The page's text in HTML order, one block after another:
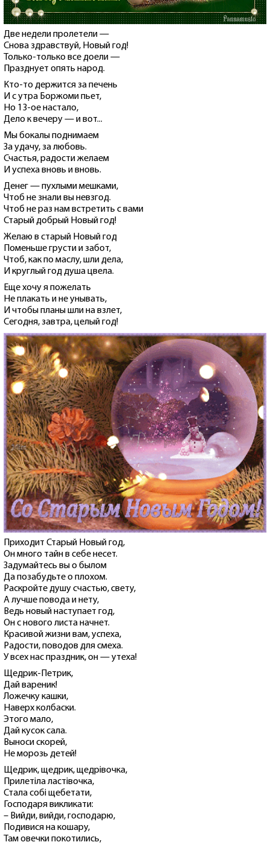
Две недели пролетели —
Снова здравствуй, Новый год!
Только-только все доели —
Празднует опять народ.
Кто-то держится за печень
И с утра Боржоми пьет,
Но 13-ое настало,
Дело к вечеру — и вот...
Мы бокалы поднимаем
За удачу, за любовь.
Счастья, радости желаем
И успеха вновь и вновь.
Денег — пухлыми мешками,
Чтоб не знали вы невзгод.
Чтоб не раз нам встретить с вами
Старый добрый Новый год!
Желаю в старый Новый год
Поменьше грусти и забот,
Чтоб, как по маслу, шли дела,
И круглый год душа цвела.
Еще хочу я пожелать
Не плакать и не унывать,
И чтобы планы шли на взлет,
Сегодня, завтра, целый год!
Приходит Старый Новый год,
Он много тайн в себе несет.
Задумайтесь вы о былом
Да позабудьте о плохом.
Раскройте душу счастью, свету,
А лучше повода и нету,
Ведь новый наступает год,
Он с нового листа начнет.
Красивой жизни вам, успеха,
Радости, поводов для смеха.
У всех нас праздник, он — утеха!
Щедрик-Петрик,
Дай вареник!
Ложечку кашки,
Наверх колбаски.
Этого мало,
Дай кусок сала.
Выноси скорей,
Не морозь детей!
Щедрик, щедрик, щедрівочка,
Прилетіла ластівочка,
Стала собі щебетати,
Господаря викликати:
– Вийди, вийди, господарю,
Подивися на кошару,
Там овечки покотились,